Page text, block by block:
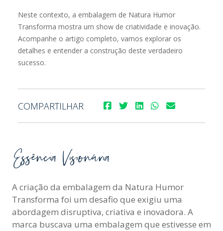
Neste contexto, a embalagem de Natura Humor
Transforma mostra um show de criatividade e inovação.
Acompanhe o artigo completo, vamos explorar os
detalhes e entender a construção deste verdadeiro
sucesso.
COMPARTILHAR
Essência Visionária
A criação da embalagem da Natura Humor
Transforma foi um desafio que exigiu uma
abordagem disruptiva, criativa e inovadora. A
marca buscava uma embalagem que estivesse em